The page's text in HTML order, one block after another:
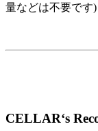
量などは不要です)
CELLAR‘s